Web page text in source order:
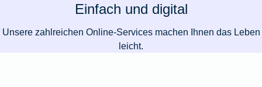
Einfach und digital
Unsere zahlreichen Online-Services machen Ihnen das Leben
leicht.